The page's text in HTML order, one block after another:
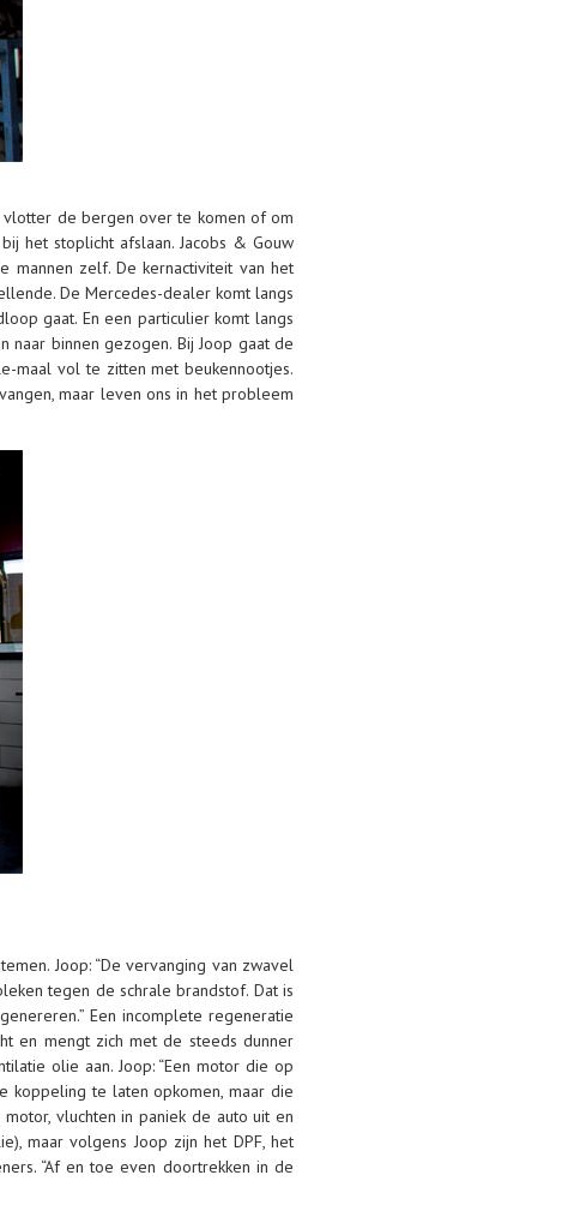
de bergen over te komen of om
het stoplicht afslaan. Jacobs & Gouw
mannen zelf. De kernactiviteit vanhet
De Mercedes-dealer komt langs
gaat. En een particulier komt langs
naar binnen gezogen. Bij Joop gaatde
maal vol te zitten met beukennootjes.
maar leven ons in het probleem
Joop: “De vervanging van zwavel
tegen de schrale brandstof. Dat is
Een incomplete regeneratie
en mengt zich met de steeds dunner
olie aan. Joop: “Een motor die op
te laten opkomen, maar die
vluchten in paniek de auto uit en
maar volgens Joop zijn het DPF, het
“Af en toe even doortrekken in de